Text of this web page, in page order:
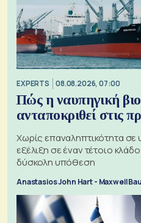
EXPERTS 08.08.2026, 07:00
Πώς η ναυπηγική
ανταποκριθεί στις
Χωρίς επαναληπτικότητα
εξέλιξη σε έναν τέτοιο
δύσκολη υπόθεση
Anastasios John Hart - Maxwell